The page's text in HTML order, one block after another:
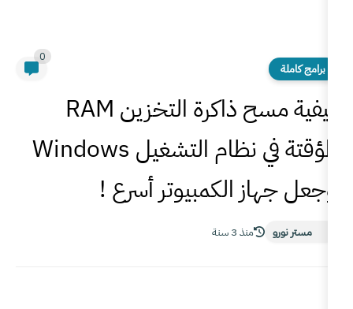
كيفية مسح ذاكرة التخزين RAM
المؤقتة في نظام التشغيل Windows
أسرع !